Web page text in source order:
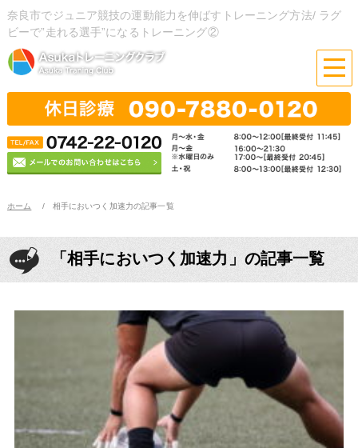
奈良市でジュニア競技の運動能力を伸ばすトレーニング方法/ ラグ
ビーで”走れる選手”になるトレーニング②
ホーム 相手においつく加速力の記事一覧
「相手においつく加速力」の記事一覧